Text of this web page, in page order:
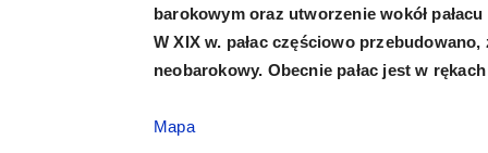
barokowym oraz utworzenie wokół
W XIX w. pałac częściowo
neobarokowy. Obecnie pałac jest w
Mapa